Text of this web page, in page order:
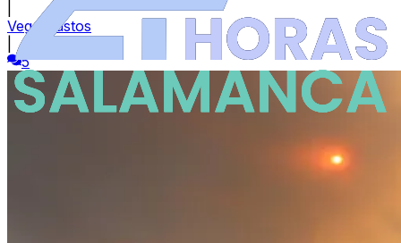
Vega Bustos
5